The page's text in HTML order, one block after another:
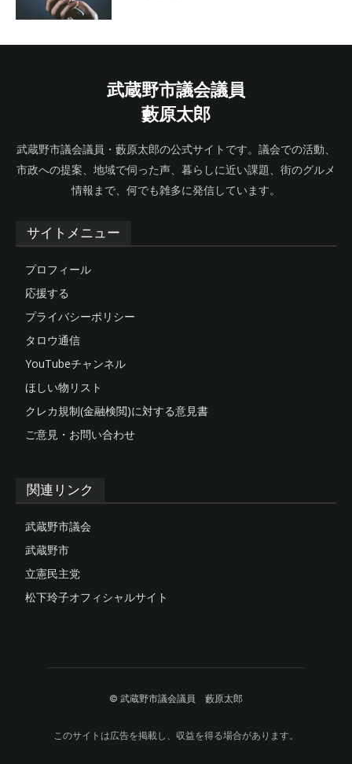
武蔵野市議会議員
藪原太郎
武蔵野市議会議員・藪原太郎の公式サイトです。議会での活動、
市政への提案、地域で伺った声、暮らしに近い課題、街のグルメ
情報まで、何でも雑多に発信しています。
サイトメニュー
プロフィール
応援する
プライバシーポリシー
タロウ通信
YouTubeチャンネル
ほしい物リスト
クレカ規制(金融検閲)に対する意見書
ご意見・お問い合わせ
関連リンク
武蔵野市議会
武蔵野市
立憲民主党
松下玲子オフィシャルサイト
© 武蔵野市議会議員 藪原太郎
このサイトは広告を掲載し、収益を得る場合があります。